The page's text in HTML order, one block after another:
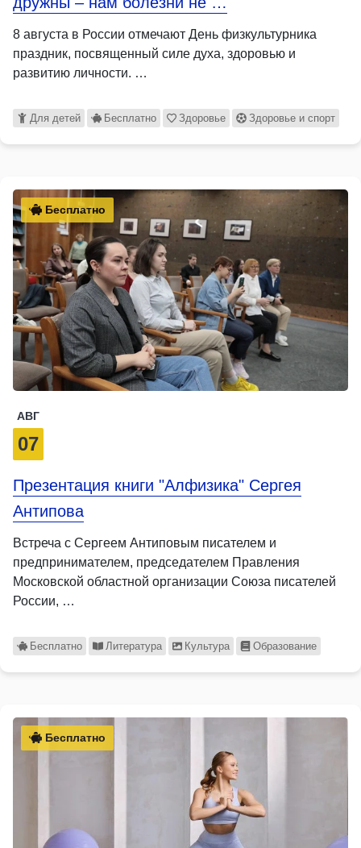
8 августа в России отмечают День физкультурника
праздник, посвященный силе духа, здоровью и
развитию личности. …
Для детей Бесплатно Здоровье Здоровье и спорт
Бесплатно
АВГ
07
Презентация книги "Алфизика" Сергея
Антипова
Встреча с Сергеем Антиповым писателем и
предпринимателем, председателем Правления
Московской областной организации Союза писателей
России, …
Бесплатно Литература Культура Образование
Бесплатно